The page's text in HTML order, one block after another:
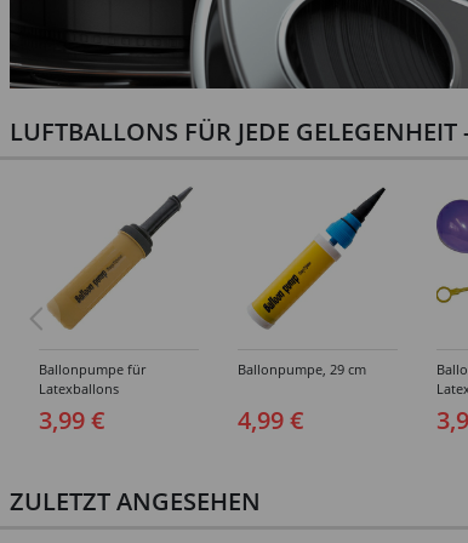
LUFTBALLONS FÜR JEDE
Ballonpumpe für
Latexballons
3,99 €
Ballonpumpe, 29 cm
4,99 €
Stück
ZULETZT ANGESEHEN